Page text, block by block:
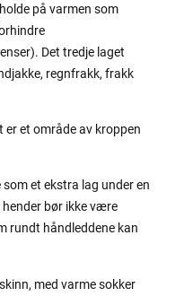
på varmen som
Det tredje laget
regnfrakk, frakk
er et område av kroppen
et ekstra lag under en
bør ikke være
rundt håndleddene kan
med varme sokker